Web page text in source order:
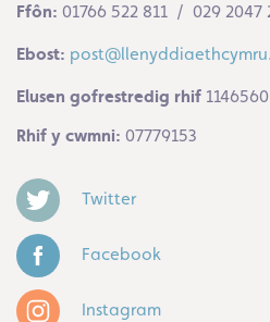
Ffôn: 01766 522 811 / 029 2047
Ebost:
Elusen gofrestredig rhif 1146560
Rhif y cwmni: 07779153
Twitter
Facebook
Instagram